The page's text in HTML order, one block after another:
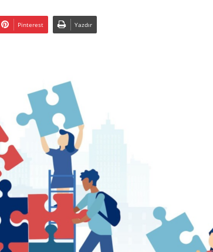
Pinterest Yazdır